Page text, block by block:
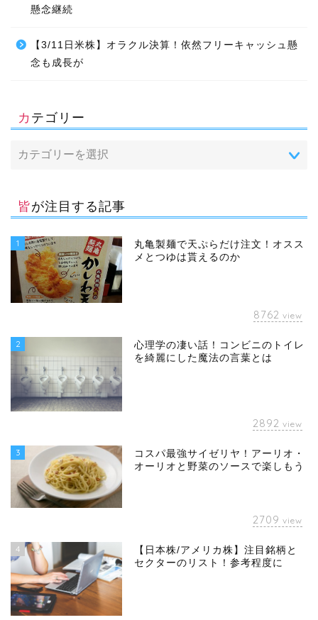
懸念継続
【3/11日米株】オラクル決算！依然フリーキャッシュ懸
念も成長が
カテゴリー
皆が注目する記事
1
丸亀製麺で天ぷらだけ注文！オスス
メとつゆは貰えるのか
8762 view
2
心理学の凄い話！コンビニのトイレ
を綺麗にした魔法の言葉とは
2892 view
3
コスパ最強サイゼリヤ！アーリオ・
オーリオと野菜のソースで楽しもう
2709 view
4
【日本株/アメリカ株】注目銘柄と
セクターのリスト！参考程度に